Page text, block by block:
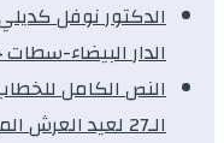
الدار البيضاء-سطات
النص الكامل
الـ27 لعيد العرش المجيد